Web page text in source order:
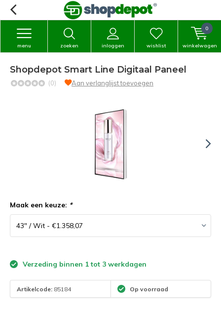
zoeken inloggen
menu wishlist winkelwagen
0
Shopdepot Smart Line Digitaal Paneel
(0) Aan verlanglijst toevoegen
Maak een keuze: *
Verzeding binnen 1 tot 3 werkdagen
Artikelcode: 85184 Op voorraad